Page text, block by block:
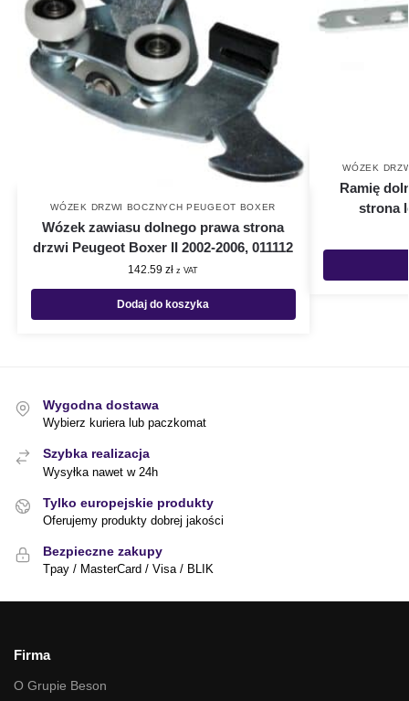
WÓZEK DRZWI BOCZNYCH PEUGEOT BOXER
Wózek zawiasu dolnego prawa strona
drzwi Peugeot Boxer II 2002-2006, 011112
142.59zł z VAT
Dodaj do koszyka
WÓZEK
Ramię
strona
Wygodna dostawa
Wybierz kuriera lub paczkomat
Szybka realizacja
Wysyłka nawet w 24h
Tylko europejskie produkty
Oferujemy produkty dobrej jakości
Bezpieczne zakupy
Tpay / MasterCard / Visa / BLIK
Firma
O Grupie Beson